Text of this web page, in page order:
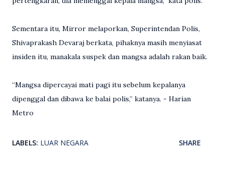
Sementara itu, Mirror melaporkan, Superintendan Polis,
Shivaprakash Devaraj berkata, pihaknya masih menyiasat
insiden itu, manakala suspek dan mangsa adalah rakan baik.
“Mangsa dipercayai mati pagi itu sebelum kepalanya
dipenggal dan dibawa ke balai polis,” katanya. - Harian
Metro
LABELS: LUAR NEGARA SHARE